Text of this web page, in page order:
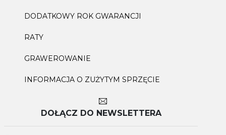
DODATKOWY ROK GWARANCJI
RATY
GRAWEROWANIE
INFORMACJA O ZUŻYTYM SPRZĘCIE
DOŁĄCZ DO NEWSLETTERA